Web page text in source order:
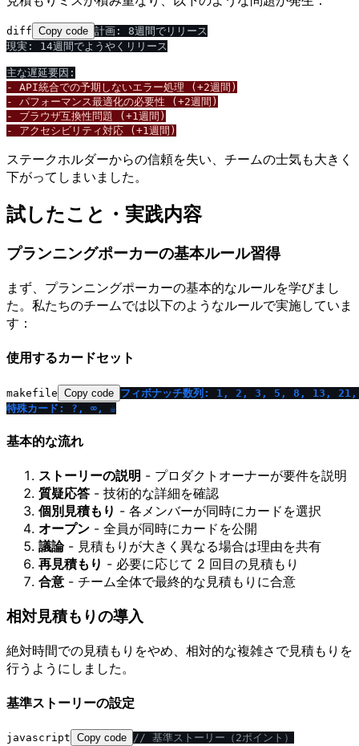
diff Copy code 計画: 8週間でリリース
現実: 14週間でようやくリリース
- API統合での予期しないエラー処理 (+2週間)
- パフォーマンス最適化の必要性 (+2週間)
- ブラウザ互換性問題 (+1週間)
- アクセシビリティ対応 (+1週間)
ステークホルダーからの信頼を失い、チームの士気も大きく
下がってしまいました。
試したこと・実践内容
プランニングポーカーの基本ルール習得
まず、プランニングポーカーの基本的なルールを学びまし
た。私たちのチームでは以下のようなルールで実施していま
す：
使用するカードセット
makefile Copy code フィボナッチ数列: 1, 2, 3, 5, 8, 13,
特殊カード: ?, ∞, ☕
基本的な流れ
ストーリーの説明 - プロダクトオーナーが要件を説明
質疑応答 - 技術的な詳細を確認
個別見積もり - 各メンバーが同時にカードを選択
オープン - 全員が同時にカードを公開
議論- 見積もりが大きく異なる場合は理由を共有
再見積もり - 必要に応じて 2 回目の見積もり
合意 - チーム全体で最終的な見積もりに合意
相対見積もりの導入
絶対時間での見積もりをやめ、相対的な複雑さで見積もりを
行うようにしました。
基準ストーリーの設定
javascript Copy code // 基準ストーリー（2ポイント）